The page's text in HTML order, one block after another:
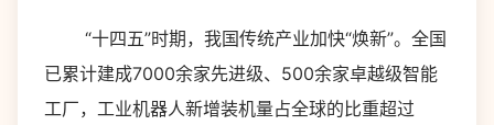
“十四五”时期，我国传统产业加快“焕新”。全国
已累计建成7000余家先进级、500余家卓越级智能
工厂，工业机器人新增装机量占全球的比重超过